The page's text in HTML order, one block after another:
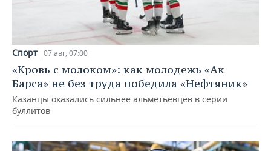
Спорт 07 авг, 07:00
«Кровь с молоком»: как молодежь «Ак
Барса» не без труда победила «Нефтяник»
Казанцы оказались сильнее альметьевцев в серии
буллитов